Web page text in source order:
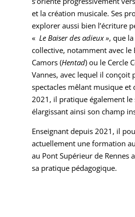
et la création musicale. Ses
explorer aussi bien l’écriture
« Le Baiser des adieux », que
collective, notamment avec le
Camors (Hentad) ou le Cercle
Vannes, avec lequel il conçoit
spectacles mêlant musique et
2021, il pratique également le
élargissant ainsi son champ
Enseignant depuis 2021, il
actuellement une formation
au Pont Supérieur de Rennes
sa pratique pédagogique.